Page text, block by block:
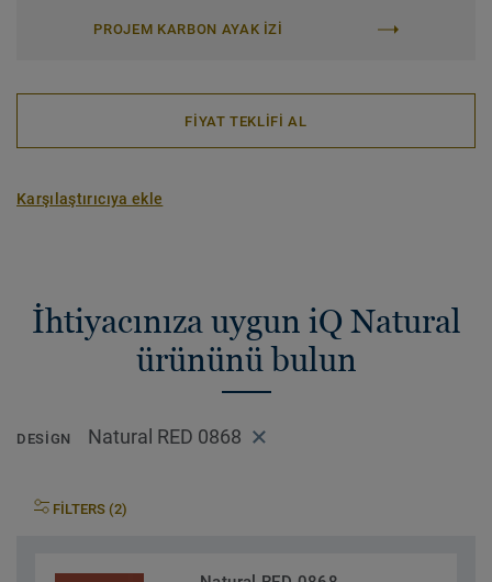
PROJEM KARBON AYAK IZI
FİYAT TEKLİFİ AL
Karşılaştırıcıya ekle
İhtiyacınıza uygun iQ Natural
ürününü bulun
DESIGN Natural RED 0868
FILTERS (2)